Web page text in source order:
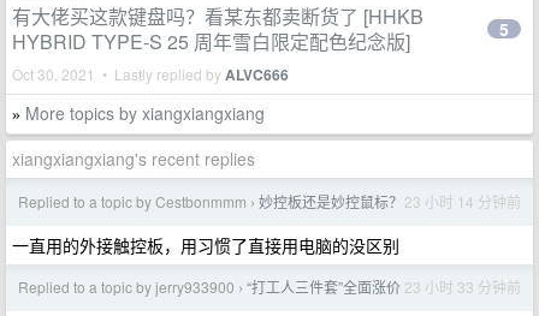
有大佬买这款键盘吗？看某东都卖断货了 [HHKB
HYBRID TYPE-S 25 周年雪白限定配色纪念版]
Oct 30, 2021 • Lastly replied byALVC666
5
» More topics by xiangxiangxiang
xiangxiangxiang's recent replies
Replied to a topic by Cestbonmmm › 妙控板还是妙控鼠标？ 23 小时 14 分钟前
一直用的外接触控板，用习惯了直接用电脑的没区别
Replied to a topic by jerry933900 › “打工人三件套”全面涨价 23 小时 33 分钟前